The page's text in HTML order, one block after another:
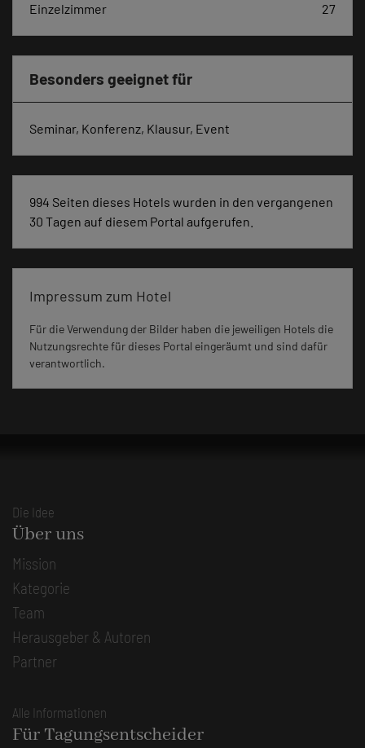
Einzelzimmer
27
Besonders geeignet für
Seminar, Konferenz, Klausur, Event
994 Seiten dieses Hotels wurden in den vergangenen
30 Tagen auf diesem Portal aufgerufen.
Impressum zum Hotel
Für die Verwendung der Bilder haben die jeweiligen Hotels die
Nutzungsrechte für dieses Portal eingeräumt und sind dafür
verantwortlich.
Die Idee
Über uns
Mission
Kategorie
Team
Herausgeber & Autoren
Partner
Alle Informationen
Für Tagungsentscheider